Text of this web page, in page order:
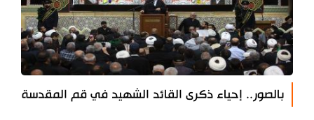
بالصور.. إحياء ذكرى القائد الشهيد في قم المقدسة